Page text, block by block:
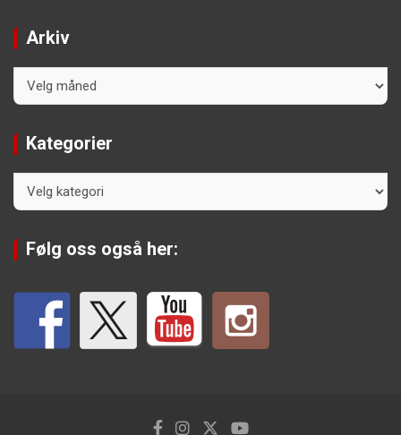
Arkiv
Kategorier
Følg oss også her: